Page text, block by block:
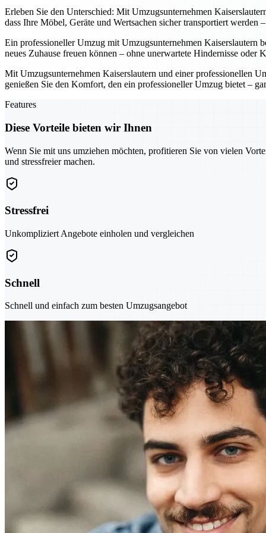
Erleben Sie den Unterschied: Mit Umzugsunternehmen
dass Ihre Möbel, Geräte und Wertsachen sicher transportiert
Ein professioneller Umzug mit Umzugsunternehmen Kaiserslautern
neues Zuhause freuen können – ohne unerwartete Hindernisse oder
Mit Umzugsunternehmen Kaiserslautern und einer professionellen
genießen Sie den Komfort, den ein professioneller Umzug bietet –
Features
Diese Vorteile bieten wir Ihnen
Wenn Sie mit uns umziehen möchten, profitieren Sie von vielen
und stressfreier machen.
Stressfrei
Unkompliziert Angebote einholen und vergleichen
Schnell
Schnell und einfach zum besten Umzugsangebot